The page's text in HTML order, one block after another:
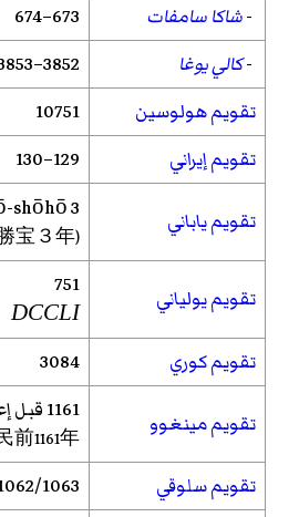
-شاكا سامفات
673–674
-كالي يوغا
3852–3853
تقويم هولوسين
10751
تقويم إيراني
129–130
تقويم ياباني shōhō3
(天平勝宝３年)
تقويم يولياني 751
DCCLI
تقويم كوري 3084
تقويم مينغوو 1161 قبل إعلان
前1161年
تقويم سلوقي 1063